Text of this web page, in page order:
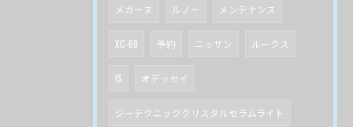
メガーヌ ルノー メンテナンス
XC-60 予約 ニッサン ルークス
IS オデッセイ
ジーテクニッククリスタルセラムライト